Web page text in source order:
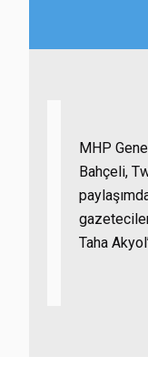
MHP
Bahçeli,
Taha